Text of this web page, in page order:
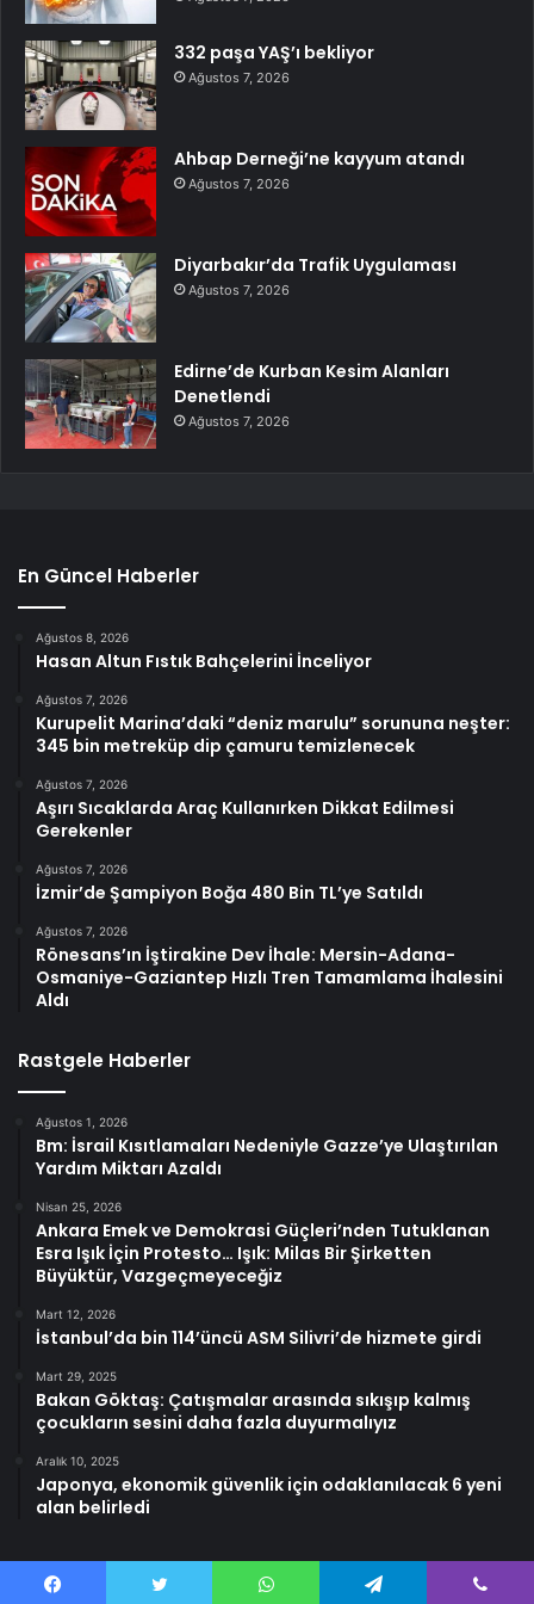
332 paşa YAŞ’ı bekliyor
Ağustos 7, 2026
Ahbap Derneği’ne kayyum atandı
Ağustos 7, 2026
Diyarbakır’da Trafik Uygulaması
Ağustos 7, 2026
Edirne’de Kurban Kesim Alanları
Denetlendi
Ağustos 7, 2026
En Güncel Haberler
Ağustos 8, 2026
Hasan Altun Fıstık Bahçelerini İnceliyor
Ağustos 7, 2026
Kurupelit Marina’daki “deniz marulu” sorununa neşter:
345 bin metreküp dip çamuru temizlenecek
Ağustos 7, 2026
Aşırı Sıcaklarda Araç Kullanırken Dikkat Edilmesi
Gerekenler
Ağustos 7, 2026
İzmir’de Şampiyon Boğa 480 Bin TL’ye Satıldı
Ağustos 7, 2026
Rönesans’ın İştirakine Dev İhale: Mersin-Adana-
Osmaniye-Gaziantep Hızlı Tren Tamamlama İhalesini
Aldı
Rastgele Haberler
Ağustos 1, 2026
Bm: İsrail Kısıtlamaları Nedeniyle Gazze’ye Ulaştırılan
Yardım Miktarı Azaldı
Nisan 25, 2026
Ankara Emek ve Demokrasi Güçleri’nden Tutuklanan
Esra Işık İçin Protesto… Işık: Milas Bir Şirketten
Büyüktür, Vazgeçmeyeceğiz
Mart 12, 2026
İstanbul’da bin 114’üncü ASM Silivri’de hizmete girdi
Mart 29, 2025
Bakan Göktaş: Çatışmalar arasında sıkışıp kalmış
çocukların sesini daha fazla duyurmalıyız
Aralık 10, 2025
Japonya, ekonomik güvenlik için odaklanılacak 6 yeni
alan belirledi